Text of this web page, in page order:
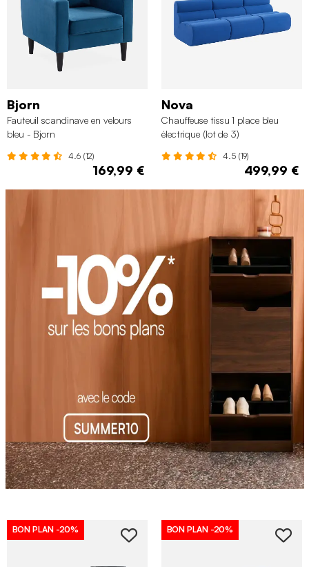
Bjorn
Fauteuil scandinave en velours
bleu - Bjorn
4.6 (12)
169,99 €
Nova
Chauffeuse tissu 1 place bleu
électrique (lot de 3)
4.5 (19)
499,99 €
BON PLAN -20% BON PLAN -20%